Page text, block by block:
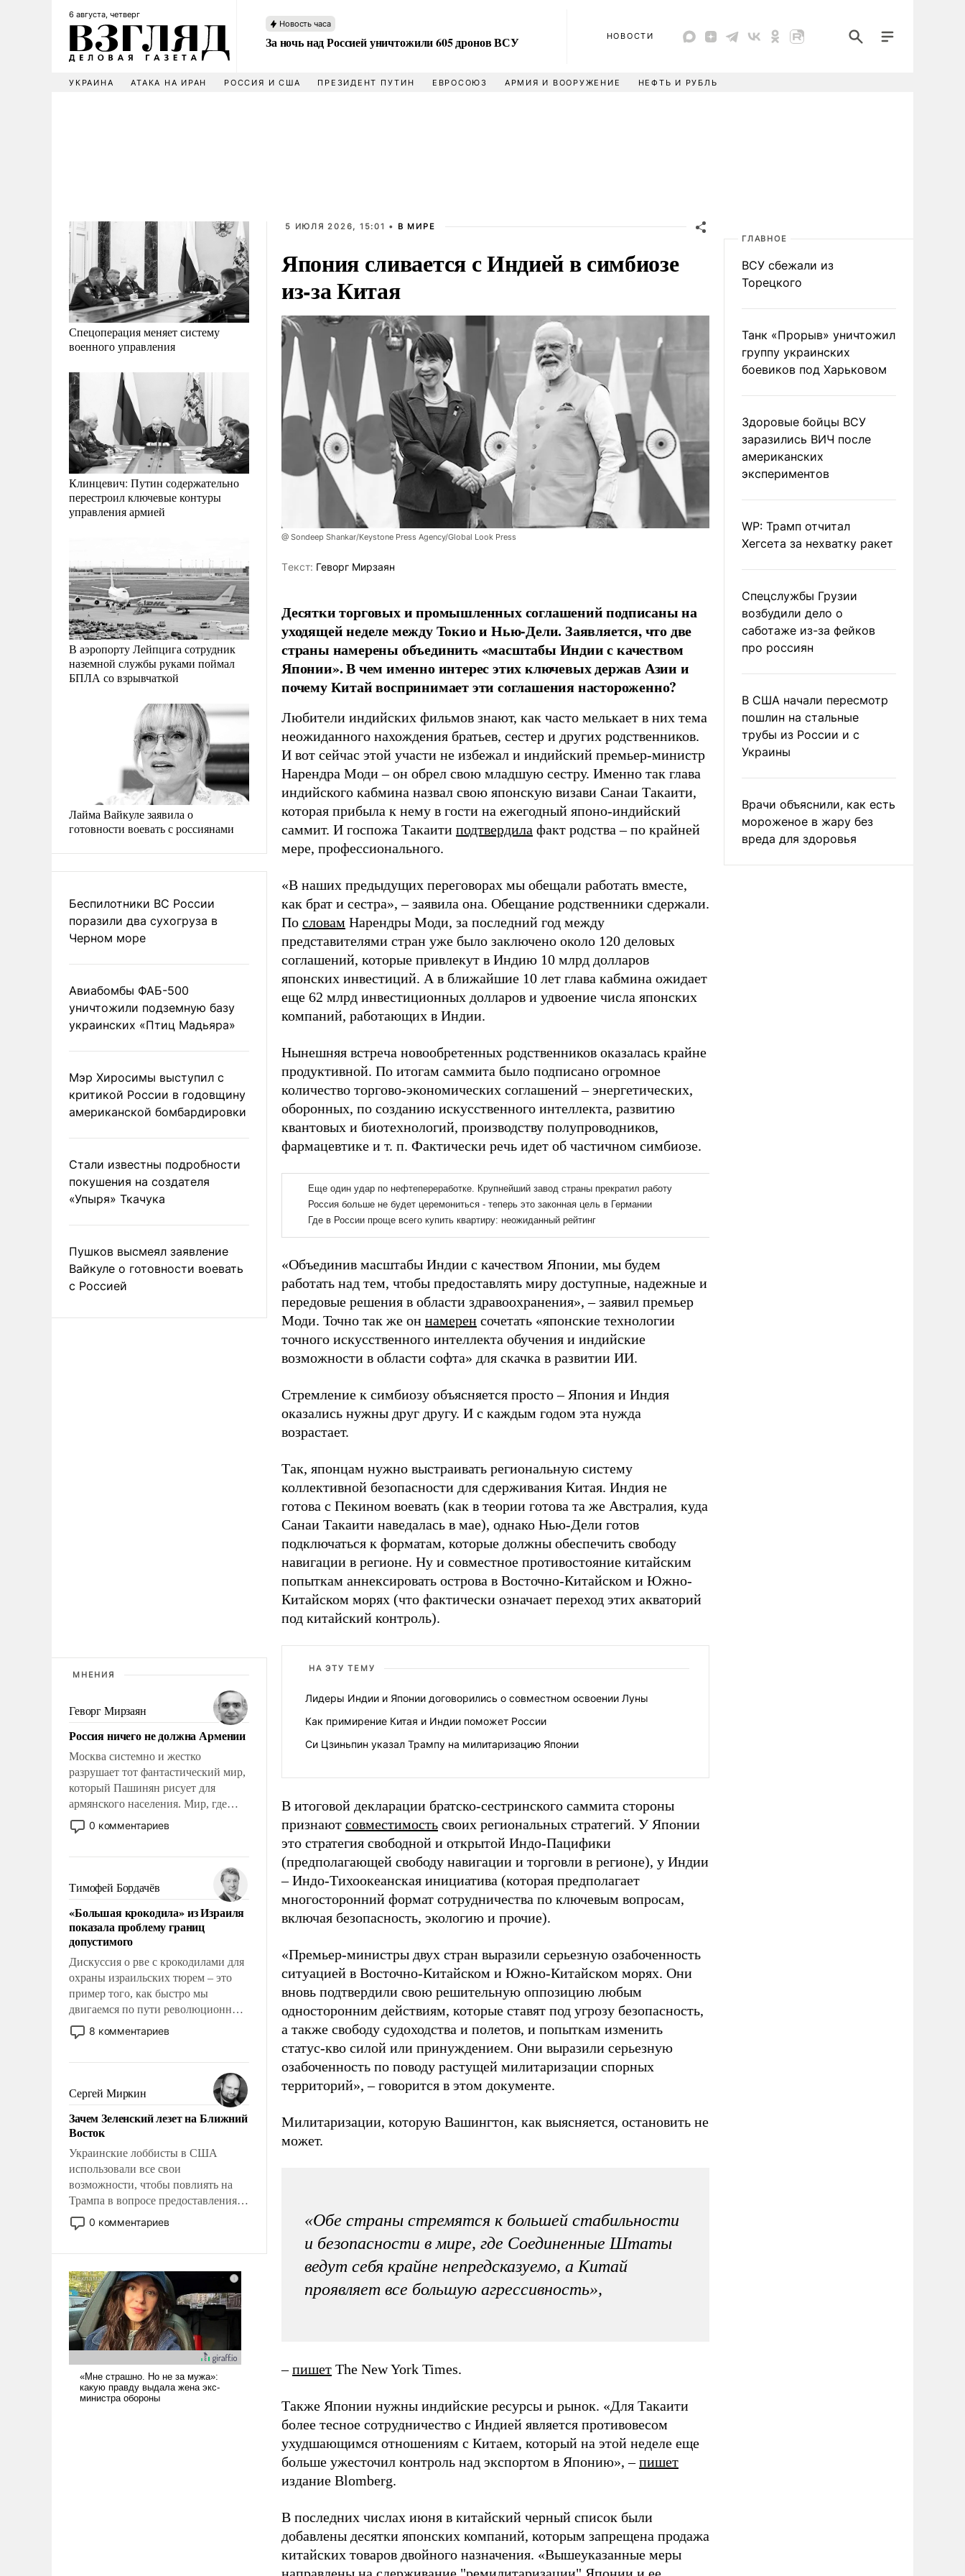
6 августа, четверг
Новость часа
За ночь над Россией уничтожили 605 дронов ВСУ НОВОСТИ
УКРАИНА АТАКА НА ИРАН РОССИЯ И США ПРЕЗИДЕНТ ПУТИН ЕВРОСОЮЗ АРМИЯ И ВООРУЖЕНИЕ НЕФТЬ И РУБЛЬ
Спецоперация меняет систему
военного управления
Клинцевич: Путин содержательно
перестроил ключевые контуры
управления армией
В аэропорту Лейпцига сотрудник
наземной службы руками поймал
БПЛА со взрывчаткой
Лайма Вайкуле заявила о
готовности воевать с россиянами
Беспилотники ВС России
поразили два сухогруза в
Черном море
Авиабомбы ФАБ-500
уничтожили подземную базу
украинских «Птиц Мадьяра»
Мэр Хиросимы выступил с
критикой России в годовщину
американской бомбардировки
Стали известны подробности
покушения на создателя
«Упыря» Ткачука
Пушков высмеял заявление
Вайкуле о готовности воевать
с Россией
МНЕНИЯ
Геворг Мирзаян
Россия ничего не должна Армении
Москва системно и жестко
разрушает тот фантастический мир,
который Пашинян рисует для
армянского населения. Мир, где
этому населению все должны
просто по определению, где его
беспрекословно оплачиваться за
счет российских
налогоплательщиков, и где за свои
поступки не нужно отвечать.
0 комментариев
Тимофей Бордачёв
«Большая крокодила» из Израиля
показала проблему границ
допустимого
Дискуссия о рве с крокодилами для
охраны израильских тюрем – это
пример того, как быстро мы
двигаемся по пути революционных
изменений. То, что несколько лет
назад было образом для
8 комментариев
Сергей Миркин
Зачем Зеленский лезет на Ближний
Восток
Украинские лоббисты в США
использовали все свои
возможности, чтобы повлиять на
Трампа в вопросе предоставления
вооружений своим нанимателям.
Вероятно, кому-то из тех, кто
продемонстрировать, что Украина
вступила в вооруженное
противостояние с Ираном.
0 комментариев
5 ИЮЛЯ 2026, 15:01 • В МИРЕ
Япония сливается с Индией в симбиозе
из-за Китая
@ Sondeep Shankar/Keystone Press Agency/Global Look Press
Tекст: Геворг Мирзаян
Десятки торговых и промышленных соглашений подписаны на
уходящей неделе между Токио и Нью-Дели. Заявляется, что две
страны намерены объединить «масштабы Индии с качеством
Японии». В чем именно интерес этих ключевых держав Азии и
почему Китай воспринимает эти соглашения настороженно?
Любители индийских фильмов знают, как часто мелькает в них тема
неожиданного нахождения братьев, сестер и других родственников.
И вот сейчас этой участи не избежал и индийский премьер-министр
Нарендра Моди – он обрел свою младшую сестру. Именно так глава
индийского кабмина назвал свою японскую визави Санаи Такаити,
которая прибыла к нему в гости на ежегодный японо-индийский
саммит. И госпожа Такаити подтвердила факт родства – по крайней
мере, профессионального.
«В наших предыдущих переговорах мы обещали работать вместе,
как брат и сестра», – заявила она. Обещание родственники сдержали.
По словам Нарендры Моди, за последний год между
представителями стран уже было заключено около 120 деловых
соглашений, которые привлекут в Индию 10 млрд долларов
японских инвестиций. А в ближайшие 10 лет глава кабмина ожидает
еще 62 млрд инвестиционных долларов и удвоение числа японских
компаний, работающих в Индии.
Нынешняя встреча новообретенных родственников оказалась крайне
продуктивной. По итогам саммита было подписано огромное
количество торгово-экономических соглашений – энергетических,
оборонных, по созданию искусственного интеллекта, развитию
квантовых и биотехнологий, производству полупроводников,
фармацевтике и т. п. Фактически речь идет об частичном симбиозе.
«Объединив масштабы Индии с качеством Японии, мы будем
работать над тем, чтобы предоставлять миру доступные, надежные и
передовые решения в области здравоохранения», – заявил премьер
Моди. Точно так же он намерен сочетать «японские технологии
точного искусственного интеллекта обучения и индийские
возможности в области софта» для скачка в развитии ИИ.
Стремление к симбиозу объясняется просто – Япония и Индия
оказались нужны друг другу. И с каждым годом эта нужда
возрастает.
Так, японцам нужно выстраивать региональную систему
коллективной безопасности для сдерживания Китая. Индия не
готова с Пекином воевать (как в теории готова та же Австралия, куда
Санаи Такаити наведалась в мае), однако Нью-Дели готов
подключаться к форматам, которые должны обеспечить свободу
навигации в регионе. Ну и совместное противостояние китайским
попыткам аннексировать острова в Восточно-Китайском и Южно-
Китайском морях (что фактически означает переход этих акваторий
под китайский контроль).
НА ЭТУ ТЕМУ
Лидеры Индии и Японии договорились о совместном освоении Луны
Как примирение Китая и Индии поможет России
Си Цзиньпин указал Трампу на милитаризацию Японии
В итоговой декларации братско-сестринского саммита стороны
признают совместимость своих региональных стратегий. У Японии
это стратегия свободной и открытой Индо-Пацифики
(предполагающей свободу навигации и торговли в регионе), у Индии
– Индо-Тихоокеанская инициатива (которая предполагает
многосторонний формат сотрудничества по ключевым вопросам,
включая безопасность, экологию и прочие).
«Премьер-министры двух стран выразили серьезную озабоченность
ситуацией в Восточно-Китайском и Южно-Китайском морях. Они
вновь подтвердили свою решительную оппозицию любым
односторонним действиям, которые ставят под угрозу безопасность,
а также свободу судоходства и полетов, и попыткам изменить
статус-кво силой или принуждением. Они выразили серьезную
озабоченность по поводу растущей милитаризации спорных
территорий», – говорится в этом документе.
Милитаризации, которую Вашингтон, как выясняется, остановить не
может.
«Обе страны стремятся к большей стабильности
и безопасности в мире, где Соединенные Штаты
ведут себя крайне непредсказуемо, а Китай
проявляет все большую агрессивность»,
–пишет The New York Times.
Также Японии нужны индийские ресурсы и рынок. «Для Такаити
более тесное сотрудничество с Индией является противовесом
ухудшающимся отношениям с Китаем, который на этой неделе еще
больше ужесточил контроль над экспортом в Японию», –пишет
издание Blomberg.
В последних числах июня в китайский черный список были
добавлены десятки японских компаний, которым запрещена продажа
китайских товаров двойного назначения. «Вышеуказанные меры
ГЛАВНОЕ
ВСУ сбежали из
Торецкого
Танк «Прорыв» уничтожил
группу украинских
боевиков под Харьковом
Здоровые бойцы ВСУ
заразились ВИЧ после
американских
экспериментов
WP: Трамп отчитал
Хегсета за нехватку ракет
Спецслужбы Грузии
возбудили дело о
саботаже из-за фейков
про россиян
В США начали пересмотр
пошлин на стальные
трубы из России и с
Украины
Врачи объяснили, как есть
мороженое в жару без
вреда для здоровья